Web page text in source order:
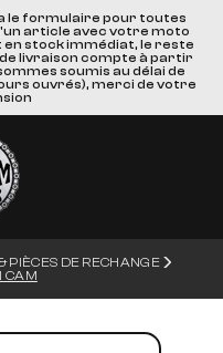
le formulaire pour toutes
article avec votre moto
stock immédiat, le reste
livraison compte à partir
soumis au délai de
ouvrés), merci de votre
PIÈCES DE RECHANGE
CAM